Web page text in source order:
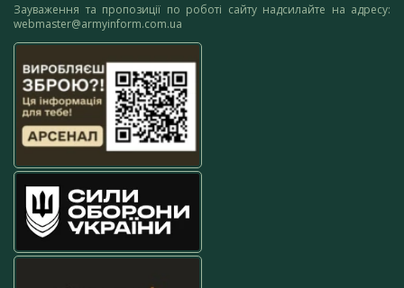
Зауваження та пропозиції по роботі сайту надсилайте на адресу:
webmaster@armyinform.com.ua